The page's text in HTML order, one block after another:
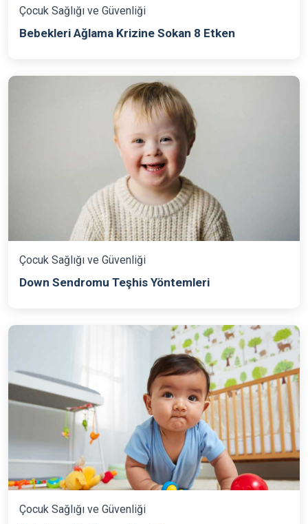
Çocuk Sağlığı ve Güvenliği
Bebekleri Ağlama Krizine Sokan 8 Etken
Çocuk Sağlığı ve Güvenliği
Down Sendromu Teşhis Yöntemleri
Çocuk Sağlığı ve Güvenliği